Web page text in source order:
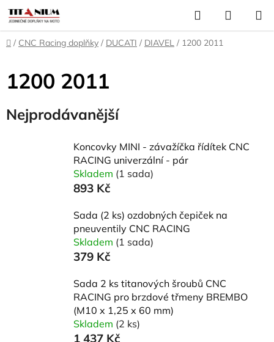
Přejít
na
obsah
Hledat
KOŠÍK
Domů
/ CNC Racing doplňky / DUCATI / DIAVEL / 1200 2011
1200 2011
Nejprodávanější
Koncovky MINI - závažíčka řídítek CNC
RACING univerzální - pár
Skladem (1 sada)
893 Kč
Sada (2 ks) ozdobných čepiček na
pneuventily CNC RACING
Skladem (1 sada)
379 Kč
Sada 2 ks titanových šroubů CNC
RACING pro brzdové třmeny BREMBO
(M10 x 1,25 x 60 mm)
Skladem (2 ks)
1 437 Kč